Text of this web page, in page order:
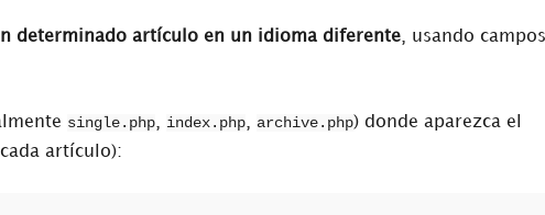
determinado artículo en un idioma diferente, usando campos
single.php, index.php, archive.php) donde aparezca el
artículo):